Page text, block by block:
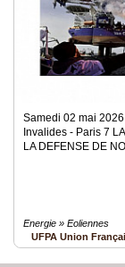
Samedi 02 mai
Invalides - Paris 7
LA DEFENSE DE
Energie » Eoliennes
UFPA Union